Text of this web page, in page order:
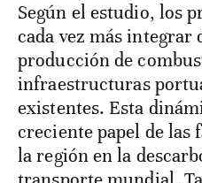
Según el estudio, los
cada vez más integrar
producción de
infraestructuras
existentes. Esta
creciente papel de las
la región en la